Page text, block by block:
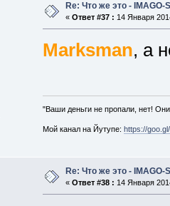
Re: Что же это - IMAGO-
« Ответ #37 : 14 Января
Marksman, а
"Ваши деньги не пропали, нет!
Мой канал на Йутупе: https://
Re: Что же это - IMAGO-
« Ответ #38 : 14 Января